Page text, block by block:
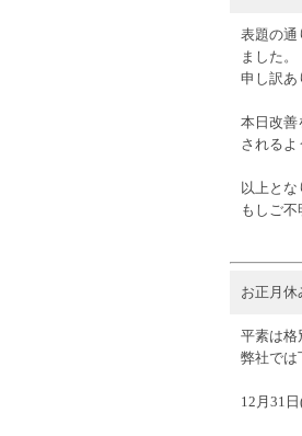
表題の通
ました。
申し訳あ
本日改善
される
以上とな
もしご
お正月休
平素は格
弊社では
12月31